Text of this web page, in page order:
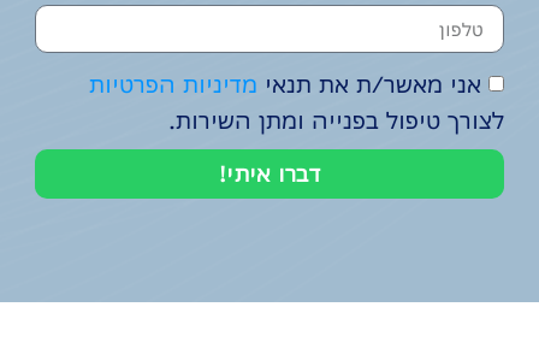
אני מאשר/ת את תנאי מדיניות הפרטיות
לצורך טיפול בפנייה ומתן השירות.
דברו איתי!